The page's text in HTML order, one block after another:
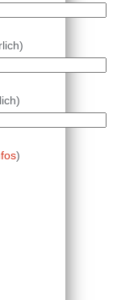
)